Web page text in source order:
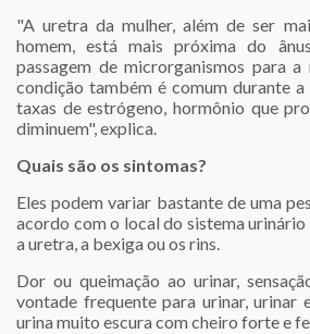
"A uretra da mulher, além de ser
homem, está mais próxima do
passagem de microrganismos para
condição também é comum durante a
taxas de estrógeno, hormônio que
diminuem", explica.
Quais são os sintomas?
Eles podem variar bastante de uma
acordo com o local do sistema
a uretra, a bexiga ou os rins.
Dor ou queimação ao urinar,
vontade frequente para urinar, urinar
urina muito escura com cheiro forte e